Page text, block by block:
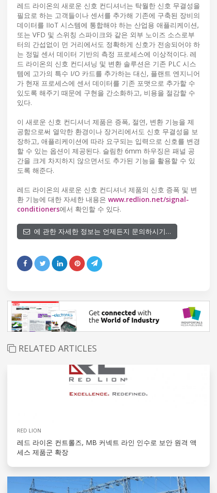
레드 라이온의 새로운 신호 컨디셔너는 탁월한 신호 무결성을
필요로 하는 고객들이나 센서를 추가해 기존에 구축된 장비의
데이터를 IIoT 시스템에 통합해야 하는 산업용 애플리케이션,
또는 VFD 및 스위칭 스파이크와 같은 외부 노이즈 소스로부
터의 간섭없이 먼 거리에서도 정확하게 신호가 전송되어야 하
는 정밀 센서 데이터 기반의 측정 프로세스에 이상적이다. 레
드 라이온의 신호 컨디셔닝 및 변환 솔루션은 기존 PLC 시스
템에 고가의 특수 I/O 카드를 추가하는 대신, 플랜트 엔지니어
가 현재 프로세스에 센서 데이터를 기존 포맷으로 추가할 수
있도록 해주기 때문에 구현을 간소화하고, 비용을 절감할 수
있다.
이 새로운 신호 컨디셔너 제품은 증폭, 절연, 변환 기능을 제
공함으로써 열악한 환경이나 장거리에서도 신호 무결성을 보
장하고, 애플리케이션에 따라 요구되는 입력으로 신호를 변경
할 수 있는 옵션이 제공된다. 슬림한 6mm 하우징은 패널 공
간을 크게 차지하지 않으면서도 추가된 기능을 활용할 수 있
도록 해준다.
레드 라이온의 새로운 신호 컨디셔너 제품의 신호 증폭 및 변
환 기능에 대한 자세한 내용은 www.redlion.net/signal-
conditioners에서 확인할 수 있다.
에 관한 자세한 정보는 언제든지 문의하시기…
RELATED ARTICLES
RED LION
레드 라이온 컨트롤즈, MB 커넥트 라인 인수로 보안 원격 액
세스 제품군 확장